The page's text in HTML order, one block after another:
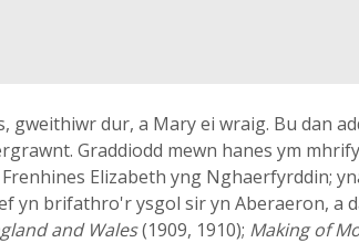
gweithiwr dur, a Mary ei wraig. Bu dan
Graddiodd mewn hanes ym
Elizabeth yng Nghaerfyrddin;
yn brifathro'r ysgol sir yn Aberaeron, a
and Wales(1909, 1910); Making of